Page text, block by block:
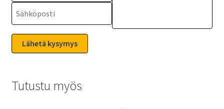
Tutustu myös